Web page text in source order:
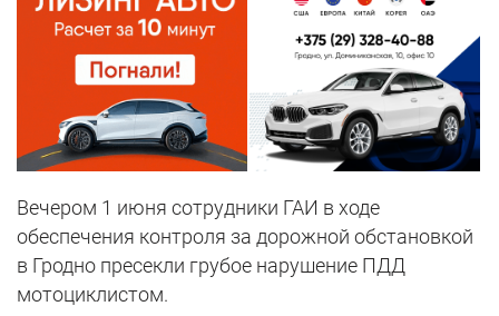
Вечером 1 июня сотрудники ГАИ в ходе
обеспечения контроля за дорожной обстановкой
в Гродно пресекли грубое нарушение ПДД
мотоциклистом.